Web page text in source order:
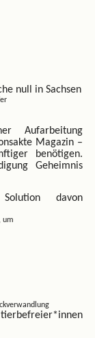
null in Sachsen
Aufarbeitung
Magazin –
benötigen.
Geheimnis
davon
um